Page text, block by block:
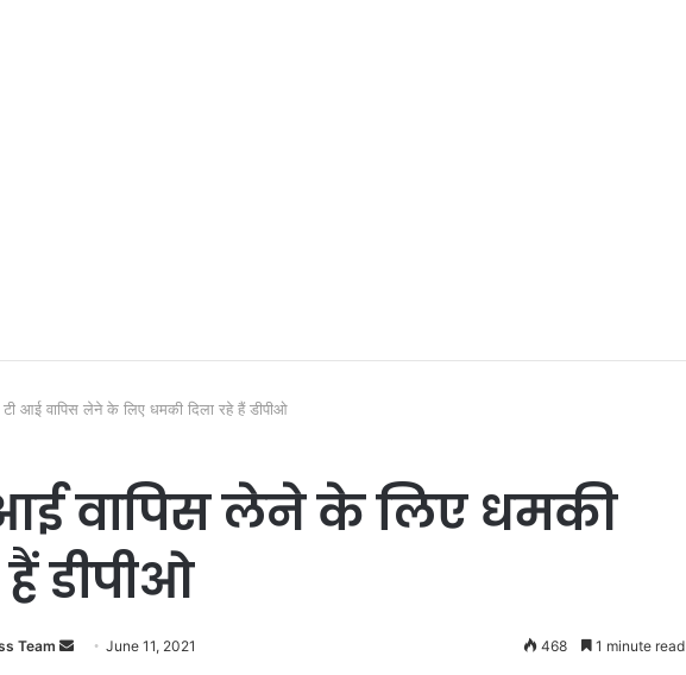
आई वापिस लेने के लिए धमकी दिला रहे हैं डीपीओ
वापिस लेने के लिए धमकी
हैं डीपीओ
Team
Send June 11, 2021 468 1 minute read